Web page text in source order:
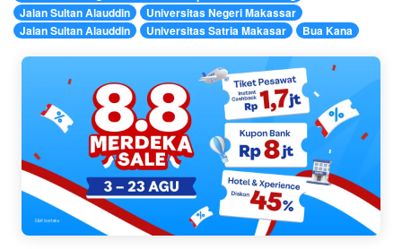
Jalan Sultan Alauddin
Universitas Negeri Makassar
Jalan Sultan Alauddin
Universitas Satria Makasar Bua Kana